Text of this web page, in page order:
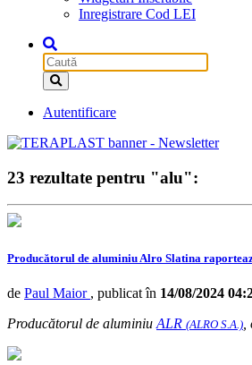
Inregistrare Cod LEI
Autentificare
23 rezultate pentru "alu":
Producătorul de aluminiu Alro Slatina
de Paul Maior , publicat în 14/08/2024
Producătorul de aluminiu ALR (ALRO S.A.)